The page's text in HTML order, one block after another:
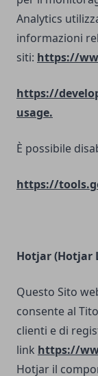
Analytics
informazioni
siti: https://
https://
usage.
È possibile
https://
Hotjar (Hotjar
Questo Sito
consente al
clienti e di
link https://
Hotjar il